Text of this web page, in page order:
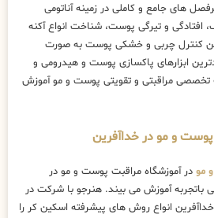
های جامع و کاملی در زمینه آناتومی
افتادگی و تیرگی پوست، شناخت انواع آکنه
کنترل چربی و خشکی پوست به صورت
ابزارهای پاکسازی پوست و هیدرومی و
تخصصی مراقبتی و تقویتی پوست و مو آموزش
و مو در خداآفرین
مو در آموزشگاه مراقبت پوست و مو در
باتجربه آموزش می بیند. هنرجو با شرکت در
انواع روش های پیشرفته اسکین کر را